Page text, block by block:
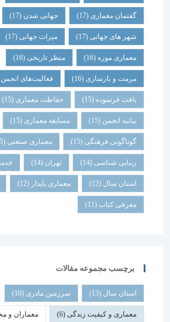
گفتمان معماری (17) جهانی شدن(17)
شهر های جهانی(17) میراث جهانی(17)
معماری موزه(16) منظر تاریخی (16)
مرمت و بازسازی(16) فعالیت‌های انجمن(16)
بافت فرسوده (15) حفاظت معماری (15)
بیانیه انجمن(15) مسابقه معماری (15)
گوناگونی فرهنگی (15) معماری صنعتی(15)
زیبایی شناسی (14) تهران خدمات
استان سال(12) معماری پایدار (12)
معرفی کتاب(11)
برچسب مجموعه مقالات
استان سال(13) سرزمین مادری(10)
معماری و کیفیت زندگی(6) معماران و محیط